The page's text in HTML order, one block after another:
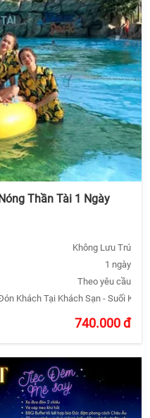
Thần Tài 1 Ngày
Không Lưu Trú
1 ngày
Theo yêu cầu
Khách Tại Khách Sạn - Suối
740.000đ